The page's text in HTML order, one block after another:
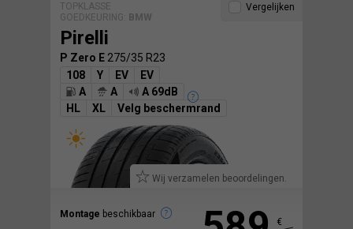
TOPKLASSE
GOEDKEURING:
BMW
Pirelli
P Zero E 275/35 R23
108
Y EV
EV
A
A
A 69dB
HL
XL Velg beschermrand
Wij verzamelen beoordelingen.
Montage beschikbaar
Vergelijken
€